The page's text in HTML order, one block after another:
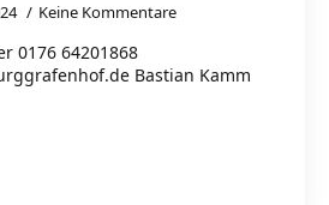
Keine Kommentare
0176 64201868
Bastian Kamm